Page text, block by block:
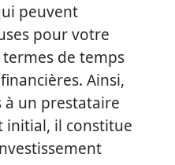
peuvent
pour votre
de temps
Ainsi,
à un prestataire
initial, il constitue